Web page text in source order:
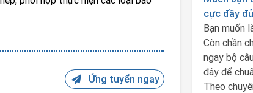
sự phân công của giám đốc.
luật lao động và các vấn đề pháp lý
thảo luận với đối tác, khách hàng,
Ứng tuyển ngay
cực đầy
Bạn muốn
Còn chần
ngay bộ
đây để
Theo